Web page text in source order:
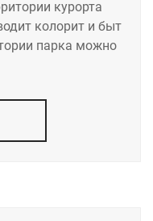
курорта
колорит и быт
парка можно